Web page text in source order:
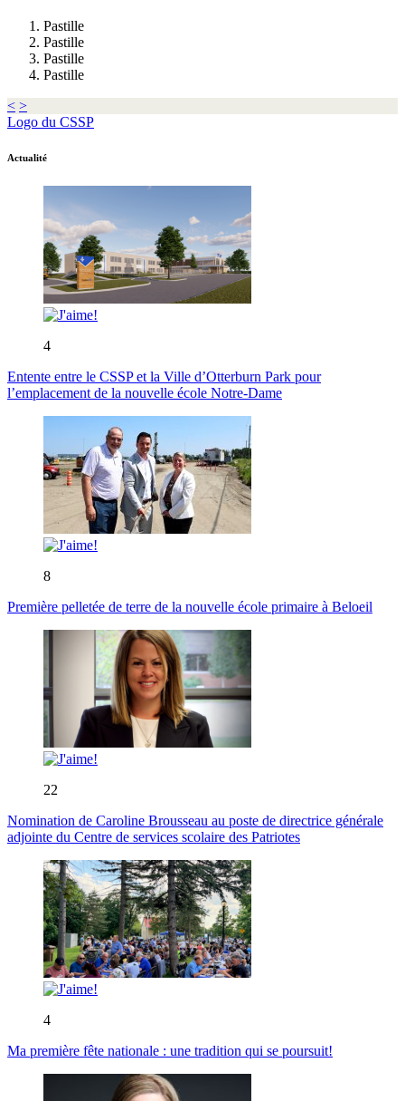
Pastille
Pastille
Pastille
Pastille
< >
Logo du CSSP
Actualité
4
Entente entre le CSSP et la Ville d’Otterburn Park pour
l’emplacement de la nouvelle école Notre-Dame
8
Première pelletée de terre de la nouvelle école primaire à Beloeil
22
Nomination de Caroline Brousseau au poste de directrice générale
adjointe du Centre de services scolaire des Patriotes
4
Ma première fête nationale : une tradition qui se poursuit!